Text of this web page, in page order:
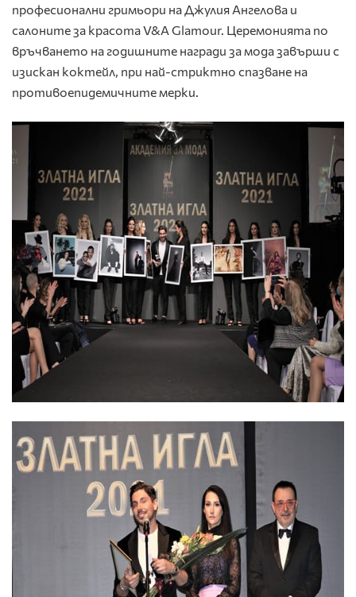
професионални гримьори на Джулия Ангелова и
салоните за красота V&A Glamour. Церемонията по
връчването на годишните награди за мода завърши с
изискан коктейл, при най-стриктно спазване на
противоепидемичните мерки.